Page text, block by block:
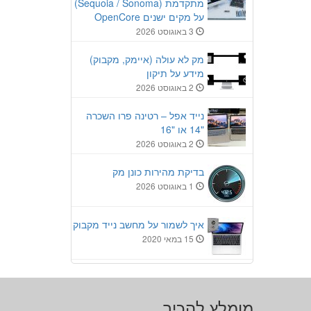
מתקדמת (Sequoia / Sonoma)
על מקים ישנים OpenCore
מק לא עולה (איימק, מקבוק)
מידע על תיקון
נייד אפל – רטינה פרו השכרה
"14 או "16
בדיקת מהירות כונן מק
איך לשמור על מחשב נייד מקבוק